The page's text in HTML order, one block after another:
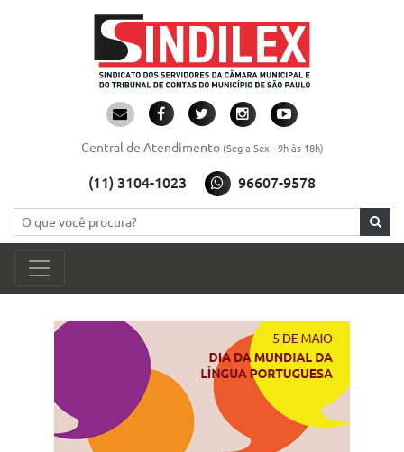
Pesquisar
Central de Atendimento (Seg a Sex - 9h às 18h)
(11) 3104-1023 96607-9578